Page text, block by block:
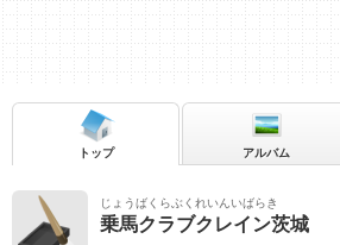
じょうばくらぶくれいんいばらき
乗馬クラブクレイン茨城
トップ アルバム